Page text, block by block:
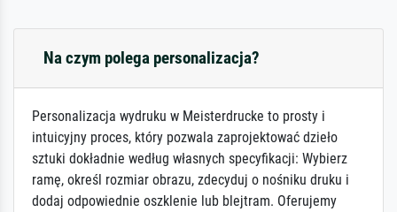
Na czym polega personalizacja?
Personalizacja wydruku w Meisterdrucke to prosty i
intuicyjny proces, który pozwala zaprojektować dzieło
sztuki dokładnie według własnych specyfikacji: Wybierz
ramę, określ rozmiar obrazu, zdecyduj o nośniku druku i
dodaj odpowiednie oszklenie lub blejtram. Oferujemy